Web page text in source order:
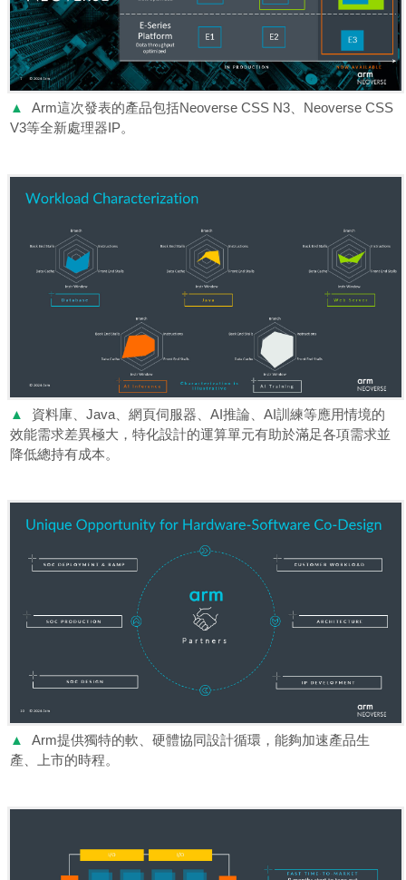
▲
Arm這次發表的產品包括Neoverse CSS N3、Neoverse CSS
V3等全新處理器IP。
▲
資料庫、Java、網頁伺服器、AI推論、AI訓練等應用情境的
效能需求差異極大，特化設計的運算單元有助於滿足各項需求並
降低總持有成本。
▲
Arm提供獨特的軟、硬體協同設計循環，能夠加速產品生
產、上市的時程。